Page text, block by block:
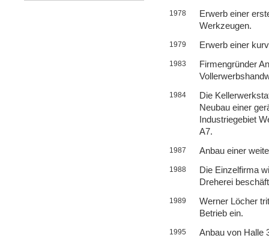
1978
Erwerb einer
Werkzeugen.
1979 Erwerb einer
1983
Firmengründer
1984
Die
Neubau einer
Industriegebiet
A7.
1987 Anbau einer
1988
Die Einzelfirma
Dreherei
1989
Werner Löcher
Betrieb ein.
1995 Anbau von Halle